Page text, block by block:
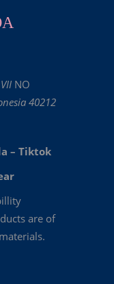
NO
40212
– Tiktok
are of